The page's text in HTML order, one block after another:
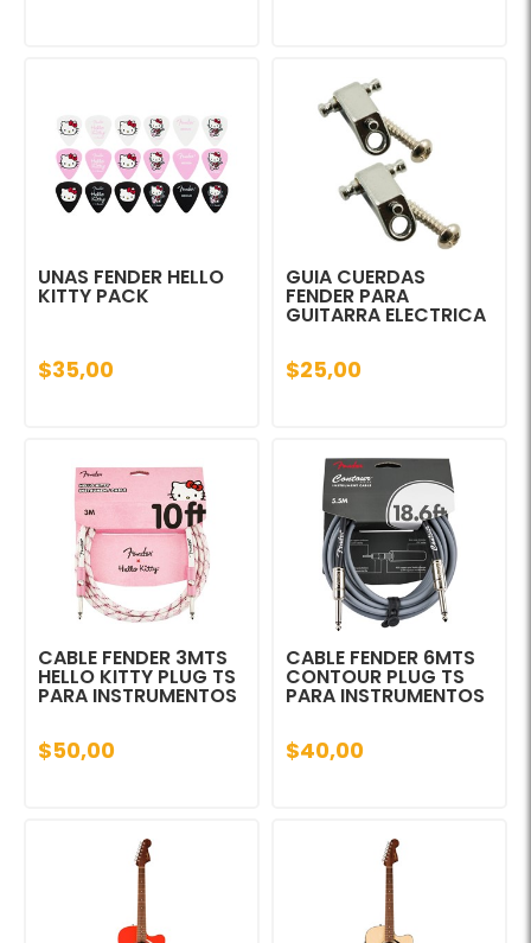
UNAS FENDER HELLO
KITTY PACK
$35,00
GUIA CUERDAS
FENDER PARA
GUITARRA ELECTRICA
$25,00
CABLE FENDER 3MTS
HELLO KITTY PLUG TS
PARA INSTRUMENTOS
$50,00
CABLE FENDER 6MTS
CONTOUR PLUG TS
PARA INSTRUMENTOS
$40,00